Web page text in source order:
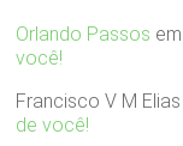
Orlando Passos em
você!
Francisco V M Elias
de você!